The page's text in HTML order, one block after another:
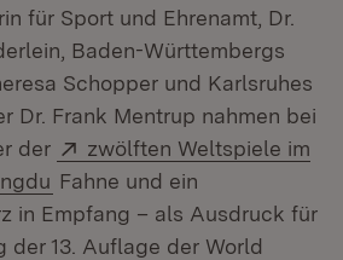
für Sport und Ehrenamt, Dr.
Baden-Württembergs
Schopper und Karlsruhes
Dr. Frank Mentrup nahmen bei
der
Extern:
zwölften Weltspiele im
(Öffnet in neuem Fenster)
Fahne und ein
in Empfang – als Ausdruck für
der 13. Auflage der World